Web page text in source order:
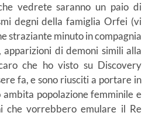
vedrete saranno un paio di
degni della famiglia Orfei (vi
straziante minuto in compagnia
di demoni simili alla
che ho visto su Discovery
fa, e sono riusciti a portare in
popolazione femminile e
che vorrebbero emulare il Re